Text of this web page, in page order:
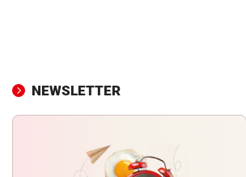
NEWSLETTER